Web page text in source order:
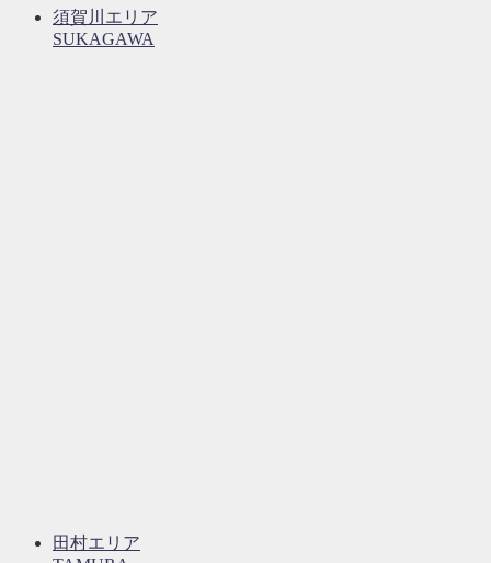
須賀川エリア
SUKAGAWA
田村エリア